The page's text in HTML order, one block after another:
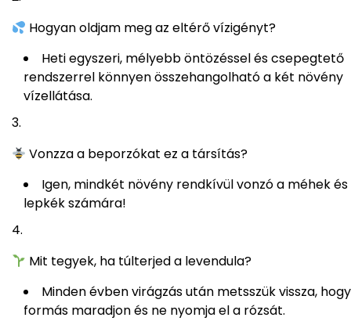
Hogyan oldjam meg az eltérő vízigényt?
Heti egyszeri, mélyebb öntözéssel és csepegtető
rendszerrel könnyen összehangolható a két növény
vízellátása.
Vonzza a beporzókat ez a társítás?
Igen, mindkét növény rendkívül vonzó a méhek és
lepkék számára!
Mit tegyek, ha túlterjed a levendula?
Minden évben virágzás után metsszük vissza, hogy
formás maradjon és ne nyomja el a rózsát.